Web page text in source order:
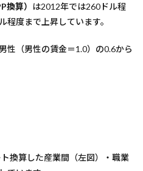
換算） は2012年では260ドル程
程度まで上昇しています。
性（男性の賃金＝1.0）の0.6から
換算した産業間（左図）・職業